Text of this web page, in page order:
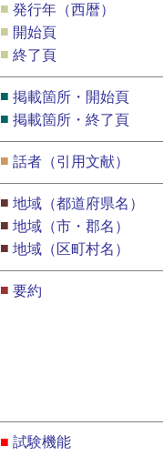
■ 発行年（西暦）
■ 開始頁
■ 終了頁
■ 掲載箇所・開始頁
■ 掲載箇所・終了頁
■ 話者（引用文献）
■ 地域（都道府県名）
■ 地域（市・郡名）
■ 地域（区町村名）
■ 要約
■ 試験機能